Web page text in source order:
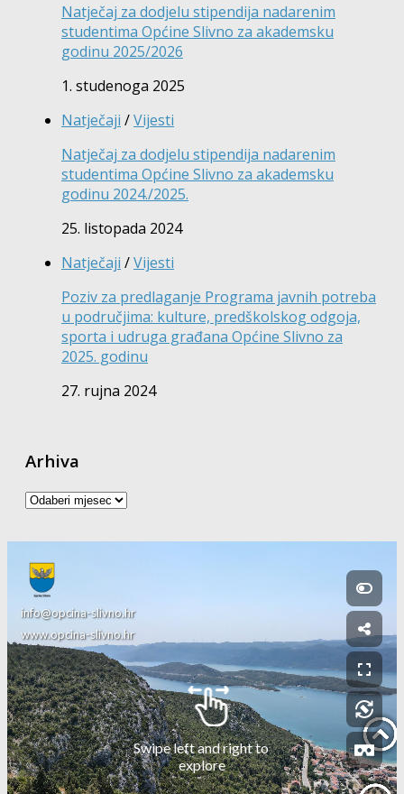
Natječaj za dodjelu stipendija nadarenim
studentima Općine Slivno za akademsku
godinu 2025/2026
1. studenoga 2025
Natječaji /Vijesti
Natječaj za dodjelu stipendija nadarenim
studentima Općine Slivno za akademsku
godinu 2024./2025.
25. listopada 2024
Natječaji /Vijesti
Poziv za predlaganje Programa javnih potreba
u područjima: kulture, predškolskog odgoja,
sporta i udruga građana Općine Slivno za
2025. godinu
27. rujna 2024
Arhiva
Arhiva